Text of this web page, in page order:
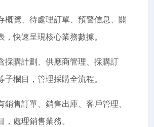
概覽、待處理訂單、預警信息、關
，快速呈現核心業務數據。
採購計劃、供應商管理、採購訂
子欄目，管理採購全流程。
銷售訂單、銷售出庫、客戶管理、
處理銷售業務。